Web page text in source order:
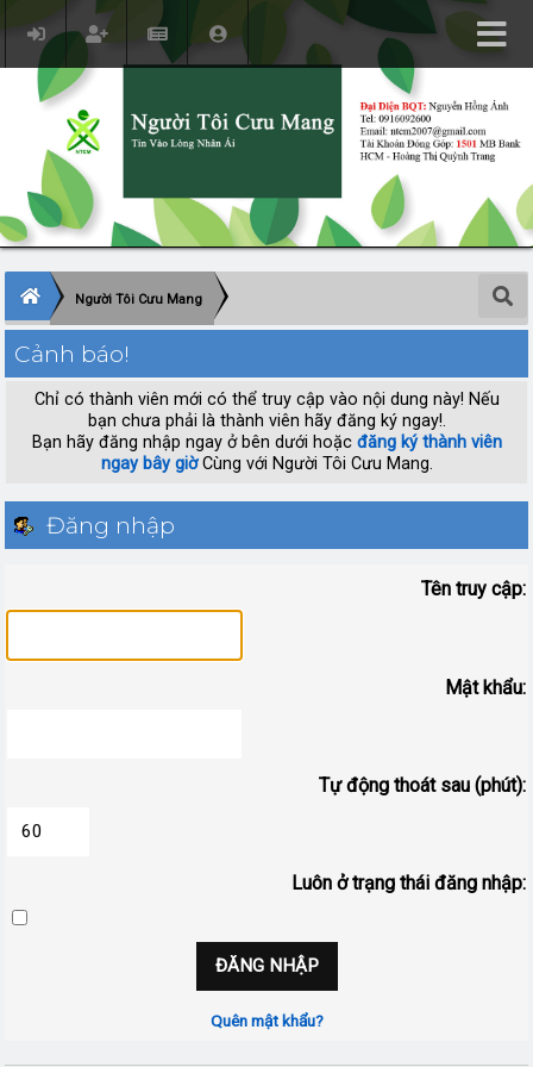
Người Tôi Cưu Mang
Cảnh báo!
Chỉ có thành viên mới có thể truy cập vào nội dung này! Nếu
bạn chưa phải là thành viên hãy đăng ký ngay!.
Bạn hãy đăng nhập ngay ở bên dưới hoặc đăng ký thành viên
ngay bây giờCùng với Người Tôi Cưu Mang.
Đăng nhập
Tên truy cập:
Mật khẩu:
Tự động thoát sau (phút):
Luôn ở trạng thái đăng nhập:
Quên mật khẩu?